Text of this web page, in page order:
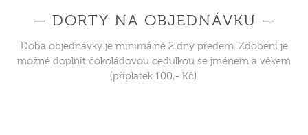
— DORTY NA OBJEDNÁVKU —
Doba objednávky je minimálně 2 dny předem. Zdobení je
možné doplnit čokoládovou cedulkou se jménem a věkem
(příplatek 100,- Kč).